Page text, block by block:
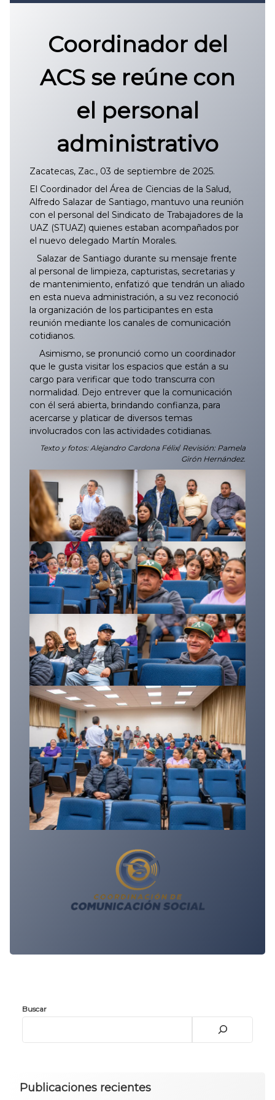
CONVOCATORIA DE INGRESO UAZ
Coordinador del
ACS se reúne con
el personal
administrativo
Zacatecas, Zac., 03 de septiembre de 2025.
El Coordinador del Área de Ciencias de la Salud,
Alfredo Salazar de Santiago, mantuvo una reunión
con el personal del Sindicato de Trabajadores de la
UAZ (STUAZ) quienes estaban acompañados por
el nuevo delegado Martín Morales.
Salazar de Santiago durante su mensaje frente
al personal de limpieza, capturistas, secretarias y
de mantenimiento, enfatizó que tendrán un aliado
en esta nueva administración, a su vez reconoció
la organización de los participantes en esta
reunión mediante los canales de comunicación
cotidianos.
Asimismo, se pronunció como un coordinador
que le gusta visitar los espacios que están a su
cargo para verificar que todo transcurra con
normalidad. Dejo entrever que la comunicación
con él será abierta, brindando confianza, para
acercarse y platicar de diversos temas
involucrados con las actividades cotidianas.
Texto y fotos: Alejandro Cardona Félix/ Revisión: Pamela
Girón Hernández.
Buscar
Publicaciones recientes